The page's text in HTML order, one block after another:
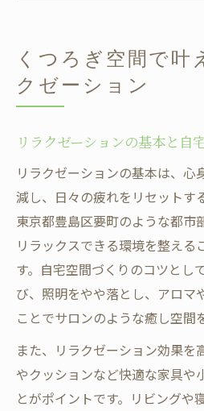
ション体験
サロンの癒しを自宅に
るコツ
日常生活に取り入れ
習慣化
忙しい人にもおすす
ョン術
マッサージチェアや
し効果
リラクゼーション時間
ュール管理術
生活リズムに合うリ
選び方
くつろぎ空間で叶
クゼーション
リラクゼーションの基本と自
リラクゼーションの基本は、心
減し、日々の疲れをリセットす
東京都豊島区要町のような都市
リラックスできる環境を整える
す。自宅空間づくりのコツとし
び、照明をやや落とし、アロマ
ことでサロンのような癒し空間
また、リラクゼーション効果を
やクッションなど快適な家具や
とがポイントです。リビングや